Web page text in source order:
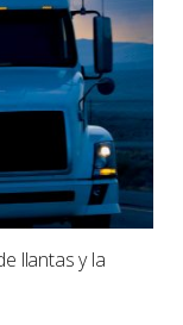
llantas y la